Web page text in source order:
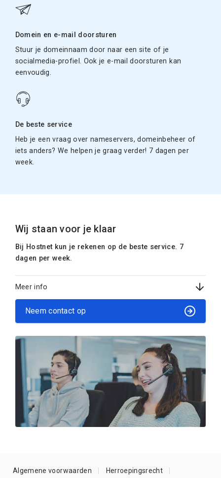
Domein en e-mail doorsturen
Stuur je domeinnaam door naar een site of je
socialmedia-profiel. Ook je e-mail doorsturen kan
eenvoudig.
De beste service
Heb je een vraag over nameservers, domeinbeheer of
iets anders? We helpen je graag verder! 7 dagen per
week.
Wij staan voor je klaar
Bij Hostnet kun je rekenen op de beste service. 7
dagen per week.
Meer info
Neem contact op
Algemene voorwaarden Herroepingsrecht